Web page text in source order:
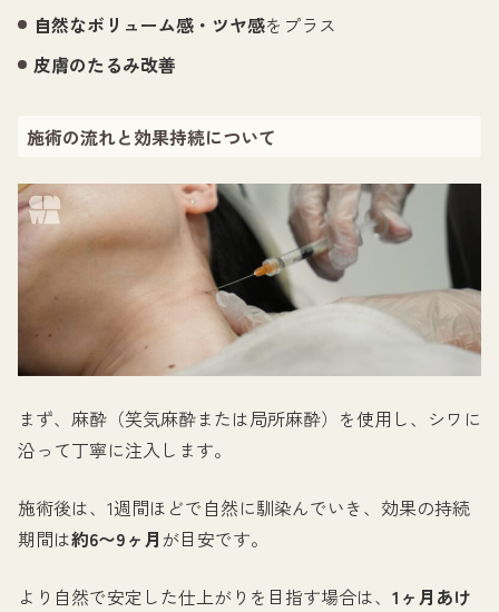
自然なボリューム感・ツヤ感をプラス
皮膚のたるみ改善
施術の流れと効果持続について
まず、麻酔（笑気麻酔または局所麻酔）を使用し、シワに
沿って丁寧に注入します。
施術後は、1週間ほどで自然に馴染んでいき、効果の持続
期間は約6〜9ヶ月 が目安です。
より自然で安定した仕上がりを目指す場合は、 1ヶ月あけ